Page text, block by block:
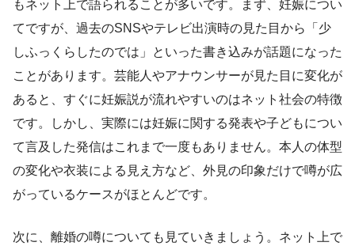
もネット上で語られることが多いです。まず、妊娠につい
てですが、過去のSNSやテレビ出演時の見た目から「少
しふっくらしたのでは」といった書き込みが話題になった
ことがあります。芸能人やアナウンサーが見た目に変化が
あると、すぐに妊娠説が流れやすいのはネット社会の特徴
です。しかし、実際には妊娠に関する発表や子どもについ
て言及した発信はこれまで一度もありません。本人の体型
の変化や衣装による見え方など、外見の印象だけで噂が広
がっているケースがほとんどです。
次に、離婚の噂についても見ていきましょう。ネット上で